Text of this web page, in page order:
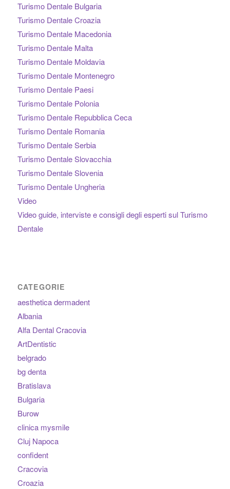
Turismo Dentale Bulgaria
Turismo Dentale Croazia
Turismo Dentale Macedonia
Turismo Dentale Malta
Turismo Dentale Moldavia
Turismo Dentale Montenegro
Turismo Dentale Paesi
Turismo Dentale Polonia
Turismo Dentale Repubblica Ceca
Turismo Dentale Romania
Turismo Dentale Serbia
Turismo Dentale Slovacchia
Turismo Dentale Slovenia
Turismo Dentale Ungheria
Video
Video guide, interviste e consigli degli esperti sul Turismo
Dentale
CATEGORIE
aesthetica dermadent
Albania
Alfa Dental Cracovia
ArtDentistic
belgrado
bg denta
Bratislava
Bulgaria
Burow
clinica mysmile
Cluj Napoca
confident
Cracovia
Croazia